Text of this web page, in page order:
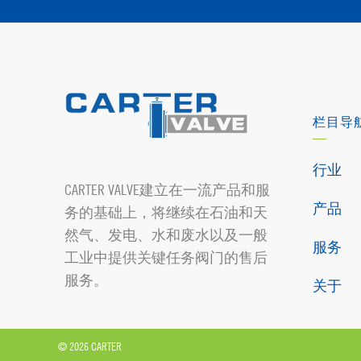
CARTER VALVE建立在一流产品和服
务的基础上，将继续在石油和天
然气、发电、水和废水以及一般
工业中提供关键任务阀门的售后
服务。
栏目导
行业
产品
服务
关于
© 2026 CARTER